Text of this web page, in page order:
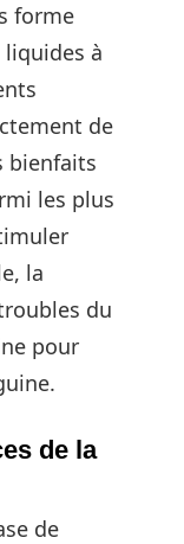
forme
liquides à
de
bienfaits
les plus
la
du
pour
de la
de